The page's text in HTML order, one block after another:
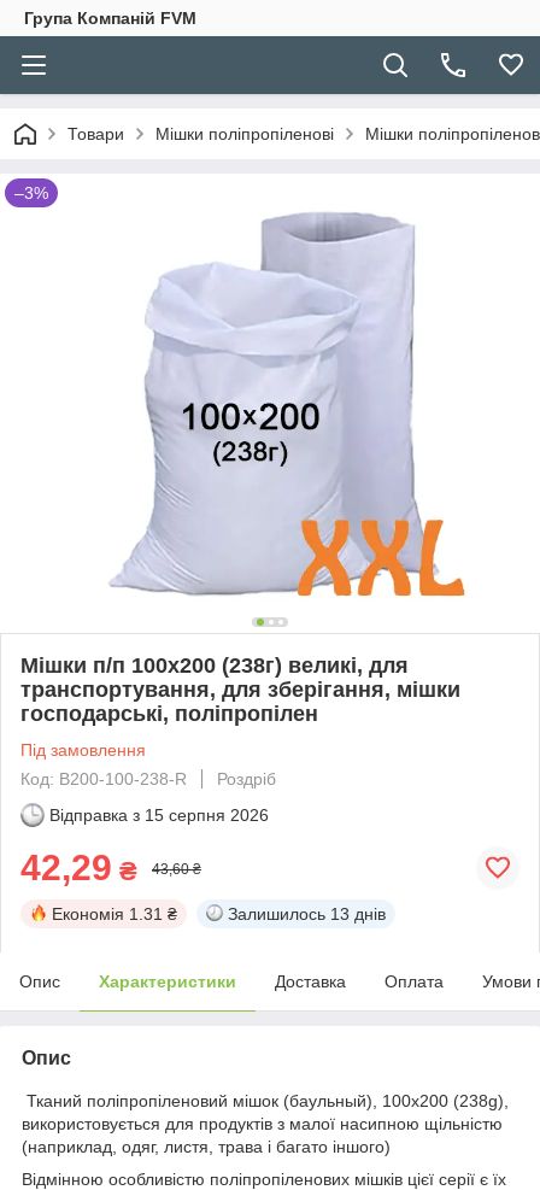
Група Компаній FVM
Товари Мішки поліпропіленові Мішки
–3%
Мішки п/п 100x200 (238г) великі, для
транспортування, для зберігання, мішки
господарські, поліпропілен
Під замовлення
Код: B200-100-238-R
Роздріб
Відправка з 15 серпня 2026
42,29 ₴ 43,60 ₴
Економія 1.31 ₴ Залишилось 13 днів
Опис Характеристики Доставка Оплата Умови
Опис
Тканий поліпропіленовий мішок (баульный), 100x200 (238g),
використовується для продуктів з малої насипною щільністю
(наприклад, одяг, листя, трава і багато іншого)
Відмінною особливістю поліпропіленових мішків цієї серії є їх